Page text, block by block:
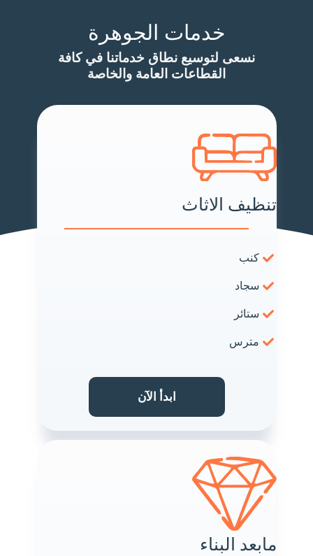
خدمات الجوهرة
نسعى لتوسيع نطاق خدماتنا في كافة
القطاعات العامة والخاصة
تنظيف الاثاث
كنب
سجاد
ستائر
مترس
ابدأ الآن
مابعد البناء